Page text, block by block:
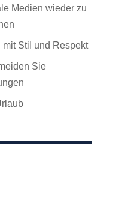
Medien wieder zu
Stil und Respekt
Sie